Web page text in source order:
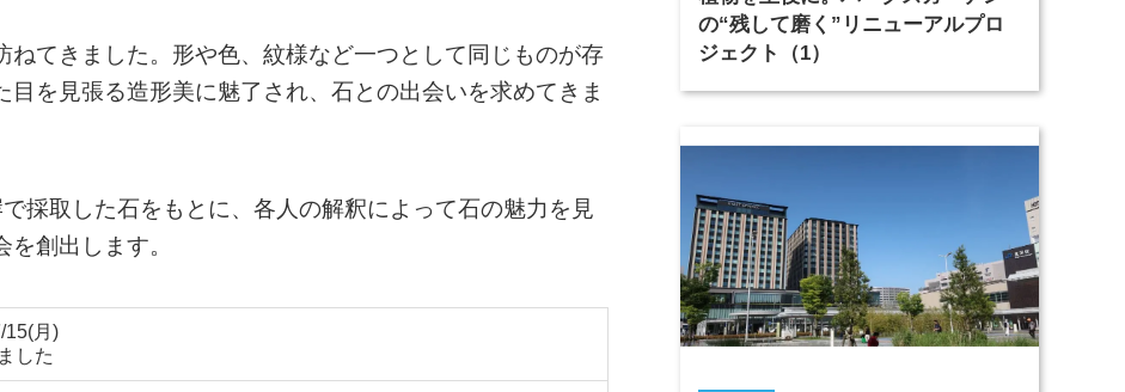
てきました。形や色、紋様など一つとして同じものが存
を見張る造形美に魅了され、石との出会いを求めてきま
採取した石をもとに、各人の解釈によって石の魅力を見
創出します。
15(月)
した
の“残して磨く”リニューアルプロ
ジェクト（1）